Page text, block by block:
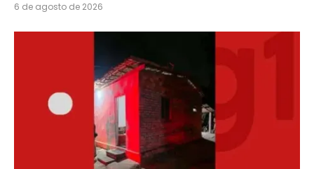
6 de agosto de 2026